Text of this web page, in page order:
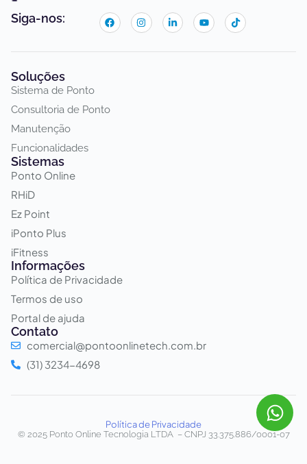
Siga-nos:
Soluções
Sistema de Ponto
Consultoria de Ponto
Manutenção
Funcionalidades
Sistemas
Ponto Online
RHiD
Ez Point
iPonto Plus
iFitness
Informações
Política de Privacidade
Termos de uso
Portal de ajuda
Contato
comercial@pontoonlinetech.com.br
(31) 3234-4698
© 2025 Ponto Online Tecnologia LTDA – CNPJ 33.375.886/0001-07
Política de Privacidade